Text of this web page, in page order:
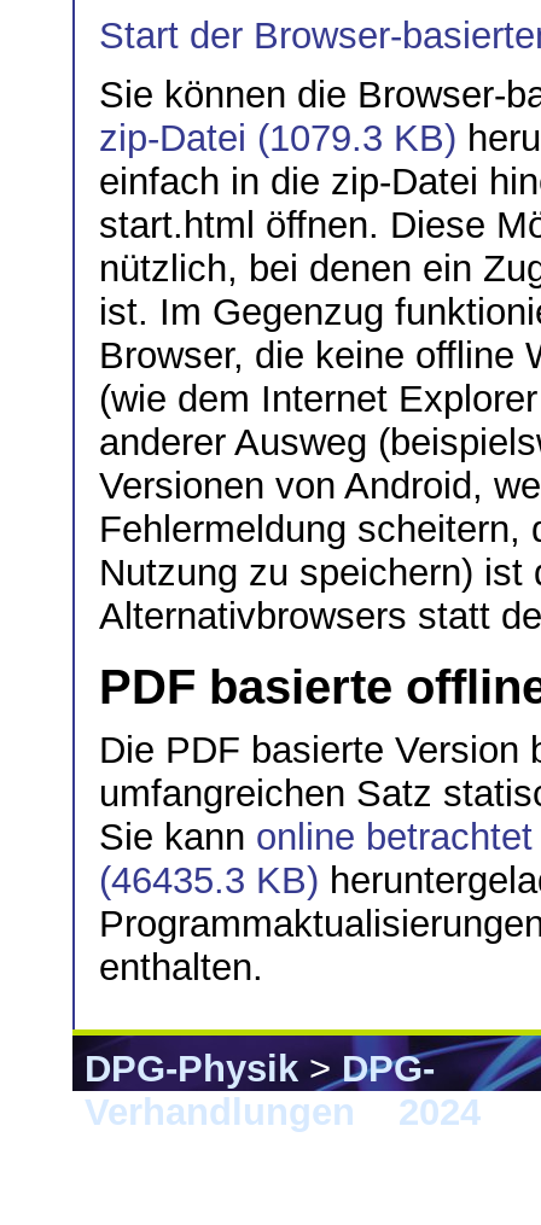
Start der Browser-
Sie können die Browser-
zip-Datei (1079.3 KB)
einfach in die zip-Datei
start.html öffnen. Diese
nützlich, bei denen ein
ist. Im Gegenzug
Browser, die keine offline
(wie dem Internet
anderer Ausweg
Versionen von Android,
Fehlermeldung scheitern,
Nutzung zu speichern)
Alternativbrowsers statt
PDF basierte
Die PDF basierte Version
umfangreichen Satz
Sie kann online
(46435.3 KB)
enthalten.
DPG-Physik>DPG-
Verhandlungen
2024